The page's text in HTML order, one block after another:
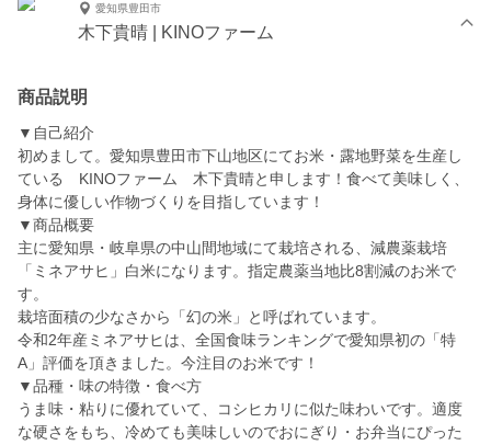
愛知県豊田市
木下貴晴 | KINOファーム
商品説明
▼自己紹介
初めまして。愛知県豊田市下山地区にてお米・露地野菜を生産し
ている KINOファーム 木下貴晴と申します！食べて美味しく、
身体に優しい作物づくりを目指しています！
▼商品概要
主に愛知県・岐阜県の中山間地域にて栽培される、減農薬栽培
「ミネアサヒ」白米になります。指定農薬当地比8割減のお米で
す。
栽培面積の少なさから「幻の米」と呼ばれています。
令和2年産ミネアサヒは、全国食味ランキングで愛知県初の「特
A」評価を頂きました。今注目のお米です！
▼品種・味の特徴・食べ方
うま味・粘りに優れていて、コシヒカリに似た味わいです。適度
な硬さをもち、冷めても美味しいのでおにぎり・お弁当にぴった